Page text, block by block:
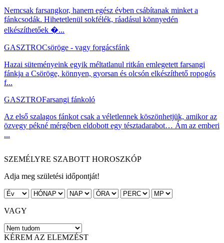
Nemcsak farsangkor, hanem egész évben csábítanak minket a
fánkcsodák. Hihetetlenül sokfélék, ráadásul könnyedén
elkészíthetőek �...
GASZTROCsöröge - vagy forgácsfánk
Hazai süteményeink egyik méltatlanul ritkán emlegetett farsangi
fánkja a Csöröge, könnyen, gyorsan és olcsón elkészíthető ropogós
f...
GASZTROFarsangi fánkoló
Az első szalagos fánkot csak a véletlennek köszönhetjük, amikor az
özvegy pékné mérgében eldobott egy tésztadarabot… Ám az emberi
...
SZEMÉLYRE SZABOTT HOROSZKÓP
Adja meg születési időpontját!
VAGY
KÉREM AZ ELEMZÉST